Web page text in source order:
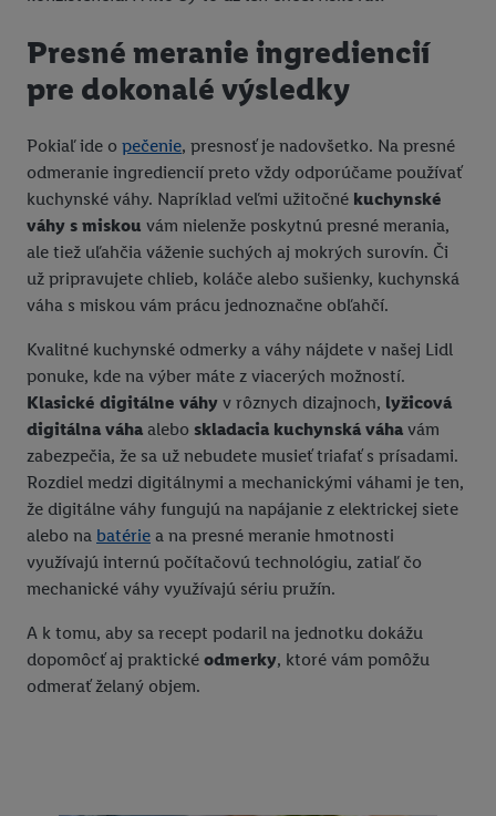
Presné meranie ingrediencií
pre dokonalé výsledky
Pokiaľ ide o pečenie, presnosť je nadovšetko. Na presné
odmeranie ingrediencií preto vždy odporúčame používať
kuchynské váhy. Napríklad veľmi užitočné kuchynské
váhy s miskou vám nielenže poskytnú presné merania,
ale tiež uľahčia váženie suchých aj mokrých surovín. Či
už pripravujete chlieb, koláče alebo sušienky, kuchynská
váha s miskou vám prácu jednoznačne obľahčí.
Kvalitné kuchynské odmerky a váhy nájdete v našej Lidl
ponuke, kde na výber máte z viacerých možností.
Klasické digitálne váhy v rôznych dizajnoch, lyžicová
digitálna váha alebo skladacia kuchynská váha vám
zabezpečia, že sa už nebudete musieť triafať s prísadami.
Rozdiel medzi digitálnymi a mechanickými váhami je ten,
že digitálne váhy fungujú na napájanie z elektrickej siete
alebo na batérie a na presné meranie hmotnosti
využívajú internú počítačovú technológiu, zatiaľ čo
mechanické váhy využívajú sériu pružín.
A k tomu, aby sa recept podaril na jednotku dokážu
dopomôcť aj praktické odmerky, ktoré vám pomôžu
odmerať želaný objem.